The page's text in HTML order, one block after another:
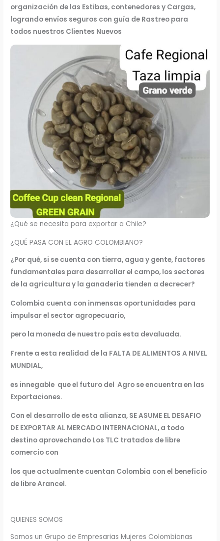
organización de las Estibas, contenedores y Cargas,
logrando envíos seguros con guía de Rastreo para
todos nuestros Clientes Nuevos
¿Qué se necesita para exportar a Chile?
¿QUÉ PASA CON EL AGRO COLOMBIANO?
¿Por qué, si se cuenta con tierra, agua y gente, factores
fundamentales para desarrollar el campo, los sectores
de la agricultura y la ganadería tienden a decrecer?
Colombia cuenta con inmensas oportunidades para
impulsar el sector agropecuario,
pero la moneda de nuestro país esta devaluada.
Frente a esta realidad de la FALTA DE ALIMENTOS A NIVEL
MUNDIAL,
es innegable que el futuro del Agro se encuentra en las
Exportaciones.
Con el desarrollo de esta alianza, SE ASUME EL DESAFIO
DE EXPORTAR AL MERCADO INTERNACIONAL, a todo
destino aprovechando Los TLC tratados de libre
comercio con
los que actualmente cuentan Colombia con el beneficio
de libre Arancel.
QUIENES SOMOS
Somos un Grupo de Empresarias Mujeres Colombianas